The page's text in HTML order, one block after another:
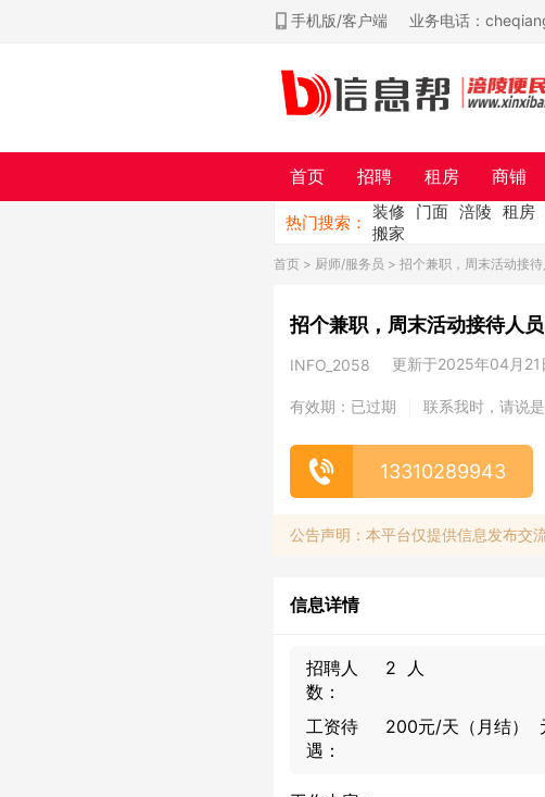
手机版/客户端 业务电话：
首页 招聘 租房 商铺
热门搜索：
装修 门面 涪陵 租房
搬家
首页 > 厨师/服务员 > 招个兼职，周末活动接待
招个兼职，周末活动接待人员
INFO_2058 更新于2025年04月
有效期：已过期 联系我时，请说
13310289943
公告声明：本平台仅提供信息发布交
信息详情
招聘人
数：
2 人
工资待
遇：
200元/天（月结）